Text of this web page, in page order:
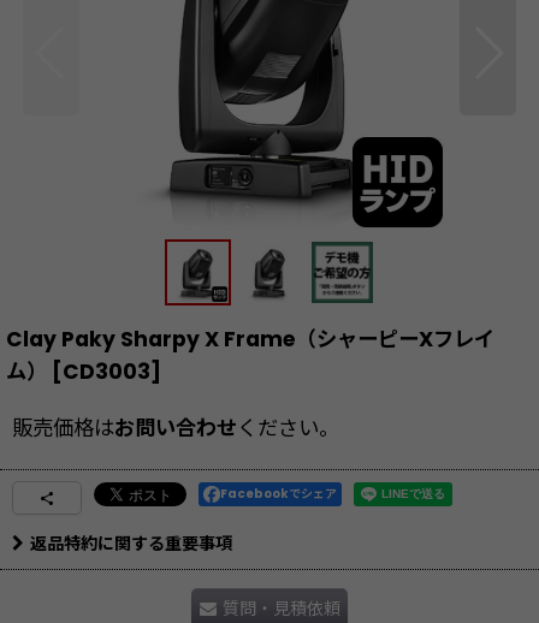
Clay Paky Sharpy X Frame（シャーピーXフレイ
ム）
[CD3003]
販売価格はお問い合わせください。
Facebookでシェア
返品特約に関する重要事項
質問・見積依頼